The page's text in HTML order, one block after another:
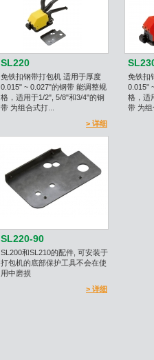
SL220
免铁扣钢带打包机 适用于厚度
0.015" ~ 0.027"的钢带 能调整规
格，适用于1/2", 5/8"和3/4"的钢
带 为组合式打...
> 详细
免铁扣
0.015"
格，适
带 为
SL220-90
SL200和SL210的配件, 可安装于
打包机的底部保护工具不会在使
用中磨损
> 详细